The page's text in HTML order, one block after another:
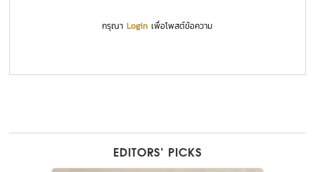
กรุณาLogin เพื่อโพสต์ข้อความ
EDITORS’ PICKS